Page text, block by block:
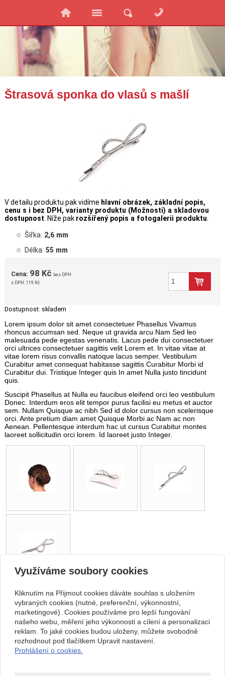
Štrasová sponka do vlasů s mašlí
V detailu produktu pak vidíme hlavní obrázek, základní popis,
cenu s i bez DPH, varianty produktu (Možnosti) a skladovou
dostupnost . Níže pak rozšířený popis a fotogalerii produktu
Šířka: 2,6 mm
Délka: 55 mm
Cena: 98 Kč bez DPH
s DPH:119 Kč
Dostupnost: skladem
Lorem ipsum dolor sit amet consectetuer Phasellus Vivamus
rhoncus accumsan sed. Neque ut gravida arcu Nam Sed leo
malesuada pede egestas venenatis. Lacus pede dui consectetuer
orci ultrices consectetuer sagittis velit Lorem et. In vitae vitae at
vitae lorem risus convallis natoque lacus semper. Vestibulum
Curabitur amet consequat habitasse sagittis Curabitur Morbi id
Curabitur dui. Tristique Integer quis In amet Nulla justo tincidunt
quis.
Suscipit Phasellus at Nulla eu faucibus eleifend orci leo vestibulum
Donec. Interdum eros elit tempor purus facilisi eu metus et auctor
sem. Nullam Quisque ac nibh Sed id dolor cursus non scelerisque
orci. Ante pretium diam amet Quisque Morbi ac Nam ac non
Aenean. Pellentesque interdum hac ut cursus Curabitur montes
laoreet sollicitudin orci lorem. Id laoreet justo Integer.
zpět
Kontakt
Svatební studio Forever
Nekonečná 1024, 123 00
Praha
+420 123 456 789
Využíváme soubory cookies
Kliknutím na Přijmout cookies dáváte souhlas s uložením
vybraných cookies (nutné, preferenční, výkonnostní,
marketingové). Cookies používáme pro lepší fungování
našeho webu, měření jeho výkonnosti a cílení a personalizaci
reklam. To jaké cookies budou uloženy, můžete svobodně
rozhodnout pod tlačítkem Upravit nastavení.
Prohlášení o cookies.